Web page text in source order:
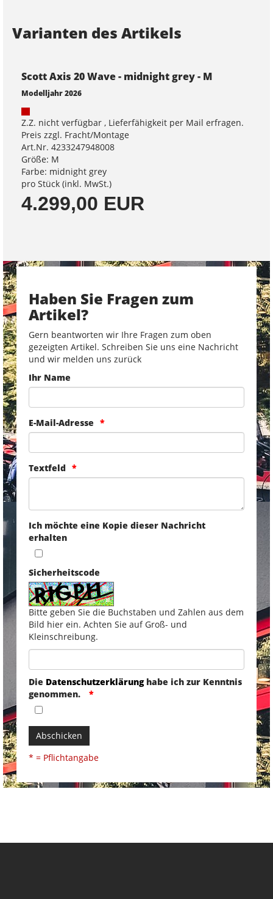
Varianten des Artikels
Scott Axis 20 Wave - midnight grey - M
Modelljahr 2026
Z.Z. nicht verfügbar , Lieferfähigkeit per Mail erfragen.
Preis zzgl. Fracht/Montage
Art.Nr. 4233247948008
Größe: M
Farbe: midnight grey
pro Stück (inkl. MwSt.)
4.299,00 EUR
Haben Sie Fragen zum
Artikel?
Gern beantworten wir Ihre Fragen zum oben
gezeigten Artikel. Schreiben Sie uns eine Nachricht
und wir melden uns zurück
Ihr Name
E-Mail-Adresse
Textfeld
Ich möchte eine Kopie dieser Nachricht
erhalten
Sicherheitscode
Bitte geben Sie die Buchstaben und Zahlen aus dem
Bild hier ein. Achten Sie auf Groß- und
Kleinschreibung.
Die Datenschutzerklärunghabe ich zur Kenntnis
genommen.
Abschicken
* = Pflichtangabe